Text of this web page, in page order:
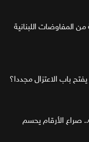
من المفاوضات اللبنانية
باب الاعتزال مجددا؟
صراع الأرقام يحسم